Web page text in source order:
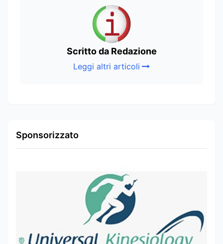
Scritto da Redazione
Leggi altri articoli
Sponsorizzato